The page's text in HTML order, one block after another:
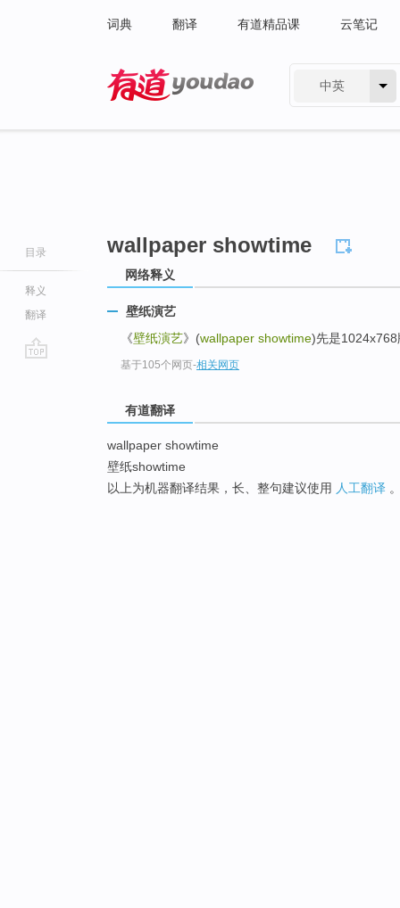
词典 翻译 有道精品课 云笔记
中英
目录
释义
翻译
wallpaper showtime
网络释义
壁纸演艺
《壁纸演艺》(wallpaper showtime)先是
基于105个网页-相关网页
有道翻译
wallpaper showtime
壁纸showtime
以上为机器翻译结果，长、整句建议使用 人工翻译